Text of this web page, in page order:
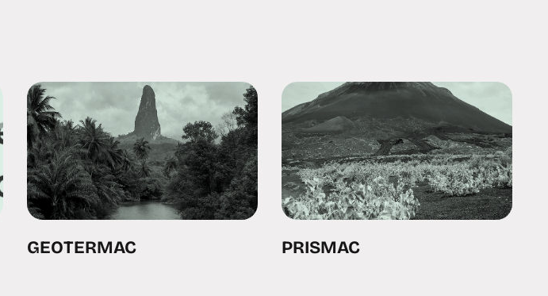
GEOTERMAC PRISMAC